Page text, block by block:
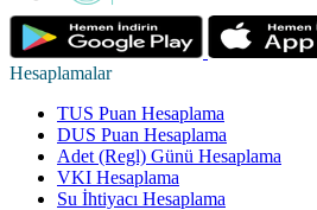
Hesaplamalar
TUS Puan Hesaplama
DUS Puan Hesaplama
Adet (Regl) Günü Hesaplama
VKI Hesaplama
Su İhtiyacı Hesaplama